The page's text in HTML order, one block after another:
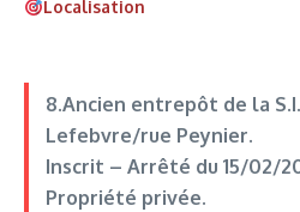
Localisation
8.Ancien entrepôt de la
Lefebvre/rue Peynier.
Inscrit – Arrêté du 15/02/
Propriété privée.